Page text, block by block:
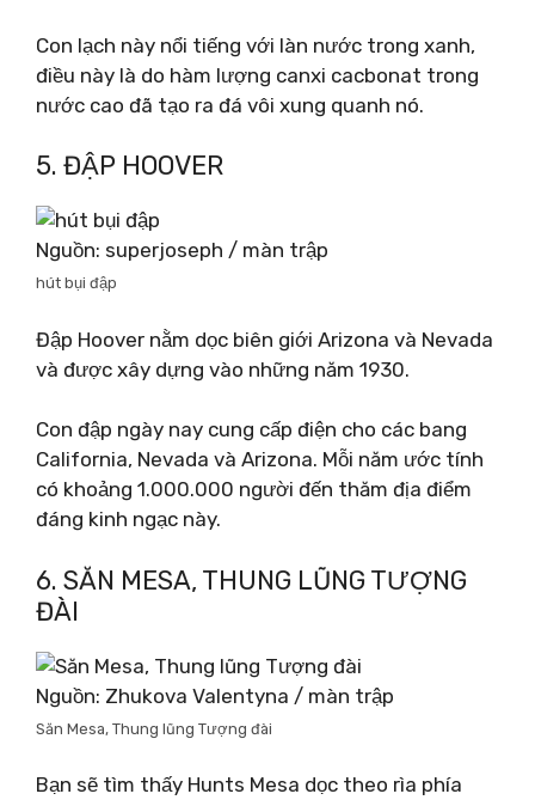
Con lạch này nổi tiếng với làn nước trong xanh,
điều này là do hàm lượng canxi cacbonat trong
nước cao đã tạo ra đá vôi xung quanh nó.
5. ĐẬP HOOVER
Nguồn: superjoseph / màn trập
hút bụi đập
Đập Hoover nằm dọc biên giới Arizona và Nevada
và được xây dựng vào những năm 1930.
Con đập ngày nay cung cấp điện cho các bang
California, Nevada và Arizona. Mỗi năm ước tính
có khoảng 1.000.000 người đến thăm địa điểm
đáng kinh ngạc này.
6. SĂN MESA, THUNG LŨNG TƯỢNG
ĐÀI
Nguồn: Zhukova Valentyna / màn trập
Săn Mesa, Thung lũng Tượng đài
Bạn sẽ tìm thấy Hunts Mesa dọc theo rìa phía